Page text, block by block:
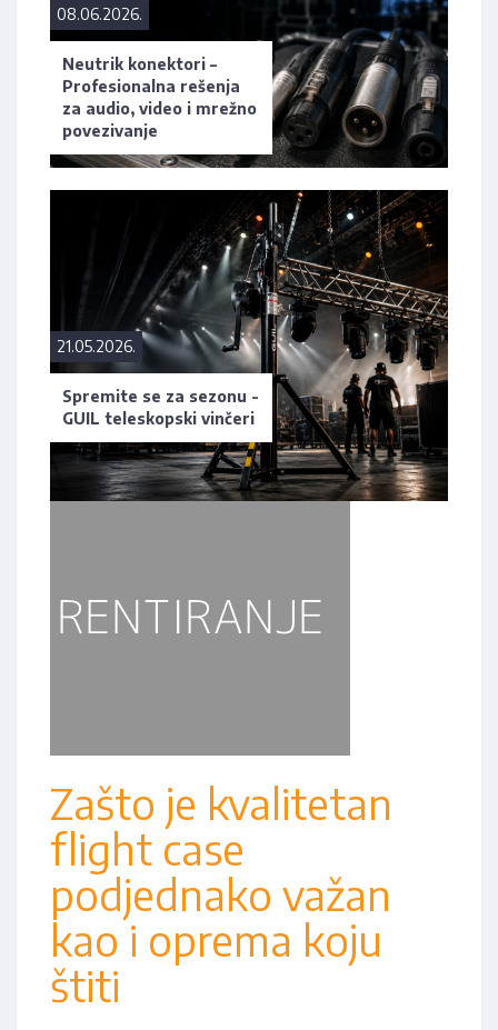
08.06.2026.
Neutrik konektori –
Profesionalna rešenja
za audio, video i mrežno
povezivanje
21.05.2026.
Spremite se za sezonu -
GUIL teleskopski vinčeri
Zašto je kvalitetan
flight case
podjednako važan
kao i oprema koju
štiti